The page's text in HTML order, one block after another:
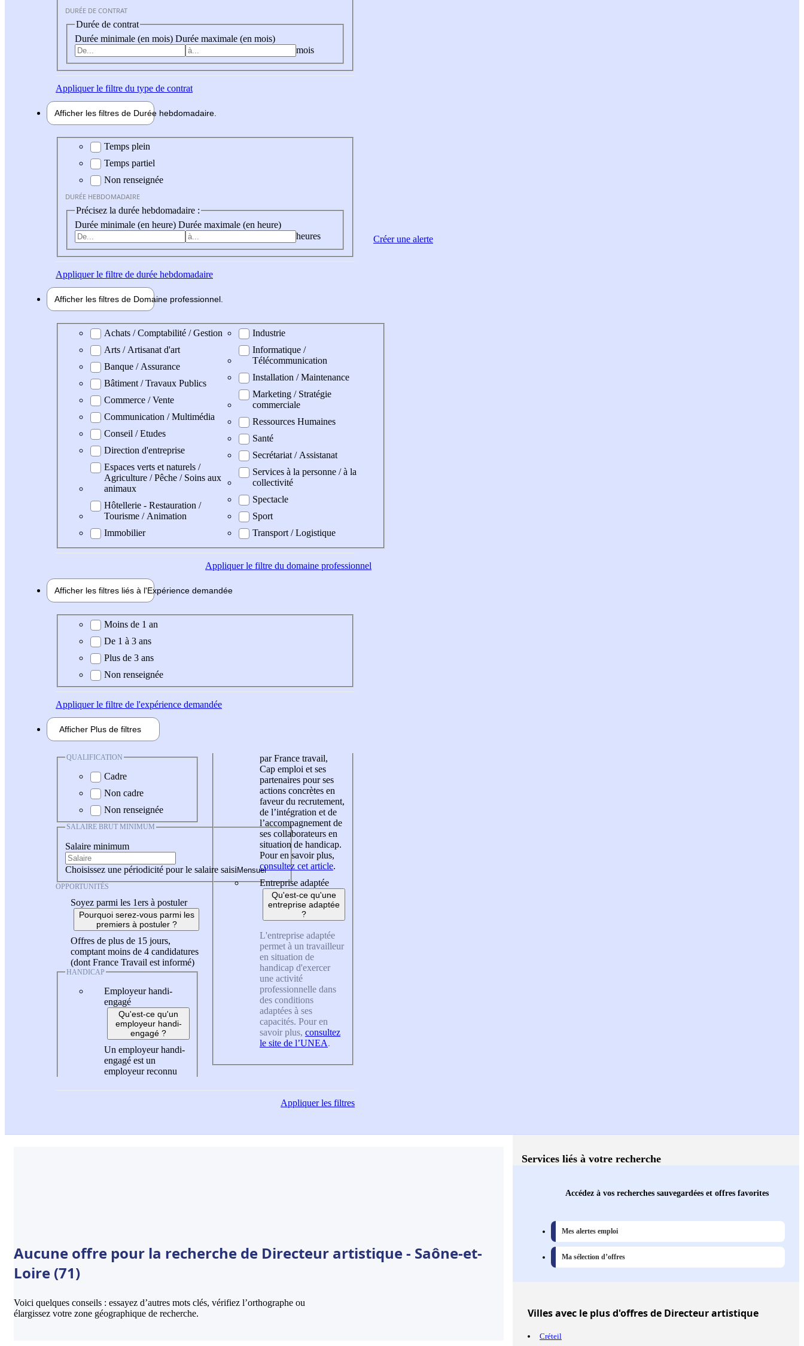
DURÉE DE CONTRAT
Durée de contrat
Durée minimale (en mois) Durée maximale (en mois)
mois
Appliquerle filtre du type de contrat
Afficher les filtres de Durée hebdomadaire
Durée hebdomadaire
Temps plein
Temps partiel
Non renseignée
DURÉE HEBDOMADAIRE
Précisez la durée hebdomadaire :
Durée minimale (en heure) Durée maximale (en heure)
heures
Appliquerle filtre de durée hebdomadaire
Afficher les filtres de Domaine professionnel
Domaine professionel
Achats / Comptabilité / Gestion
Arts / Artisanat d'art
Banque / Assurance
Bâtiment / Travaux Publics
Commerce / Vente
Communication / Multimédia
Conseil / Etudes
Direction d'entreprise
Espaces verts et naturels /
Agriculture / Pêche / Soins aux
animaux
Hôtellerie - Restauration /
Tourisme / Animation
Immobilier
Industrie
Informatique /
Télécommunication
Installation / Maintenance
Marketing / Stratégie
commerciale
Ressources Humaines
Santé
Secrétariat / Assistanat
Services à la personne / à la
collectivité
Spectacle
Sport
Transport / Logistique
Appliquerle filtre du domaine professionnel
Afficher les filtres liés à l'Expérience demandée
Expérience demandée
Moins de 1 an
De 1 à 3 ans
Plus de 3 ans
Non renseignée
Appliquerle filtre de l'expérience demandée
Afficher Plus de filtres
QUALIFICATION
Cadre
Non cadre
Non renseignée
SALAIRE BRUT MINIMUM
Salaire minimum
Choisissez une périodicité pour le salaire saisi
OPPORTUNITÉS
Soyez parmi les 1ers à postuler
Pourquoi serez-vous parmi les
premiers à postuler ?
Offres de plus de 15 jours,
comptant moins de 4 candidatures
(dont France Travail est informé)
HANDICAP
Employeur handi-
engagé
Qu'est-ce qu'un
employeur handi-
engagé ?
Un employeur handi-
engagé est un
employeur reconnu
par France travail,
Cap emploi et ses
partenaires pour ses
actions concrètes en
faveur du recrutement,
de l’intégration et de
l’accompagnement de
ses collaborateurs en
situation de handicap.
Pour en savoir plus,
consultez cet article.
Entreprise adaptée
Qu'est-ce qu'une
entreprise adaptée
?
L'entreprise adaptée
permet à un travailleur
en situation de
handicap d'exercer
une activité
professionnelle dans
des conditions
adaptées à ses
capacités. Pour en
savoir plus, consultez
le site de l’UNEA.
Appliquerles filtres
Créer une alerte
Aucune offre pour la recherche de Directeur artistique - Saône-et-
Loire (71)
Voici quelques conseils : essayez d’autres mots clés, vérifiez l’orthographe ou
élargissez votre zone géographique de recherche.
Services liés à votre recherche
Accédez à vos recherches sauvegardées et offres favorites
Mes alertes emploi
Ma sélection d’offres
Villesavec le plus d'offres de Directeur artistique
Créteil